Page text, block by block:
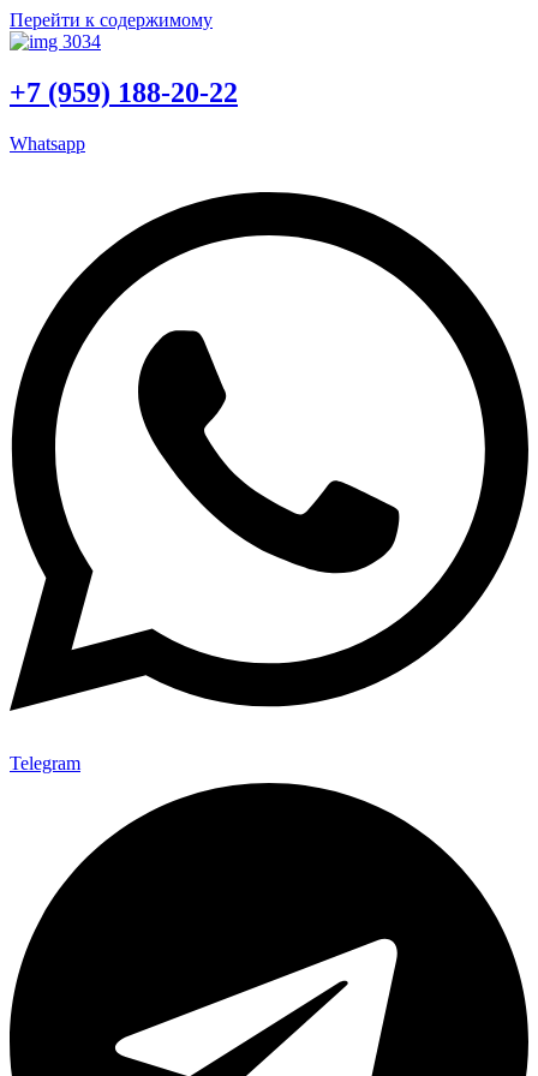
Перейти к содержимому
+7 (959) 188-20-22
Whatsapp
Telegram